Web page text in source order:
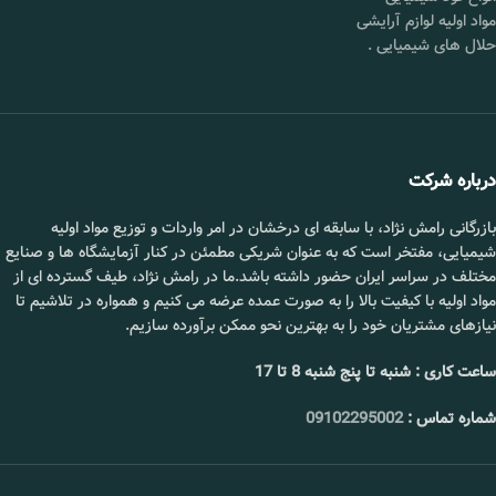
مواد اولیه لوازم آرایشی
حلال های شیمیایی .
درباره شرکت
بازرگانی رامش نژاد، با سابقه ای درخشان در امر واردات و توزیع مواد اولیه
شیمیایی، مفتخر است که به عنوان شریکی مطمئن در کنار آزمایشگاه ها و صنایع
مختلف در سراسر ایران حضور داشته باشد.ما در رامش نژاد، طیف گسترده ای از
مواد اولیه با کیفیت بالا را به صورت عمده عرضه می کنیم و همواره در تلاشیم تا
نیازهای مشتریان خود را به بهترین نحو ممکن برآورده سازیم.
ساعت کاری : شنبه تا پنج شنبه 8 تا 17
شماره تماس :09102295002